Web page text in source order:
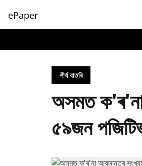
ePaper
শীৰ্ষ বাতৰি
অসমত
৫৯জন